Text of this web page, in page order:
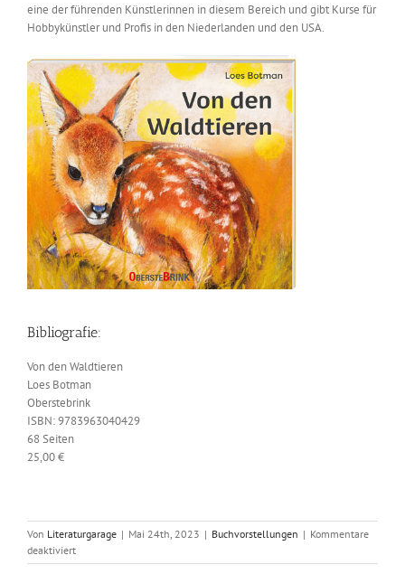
eine der führenden Künstlerinnen in diesem Bereich und gibt Kurse für
Hobbykünstler und Profis in den Niederlanden und den USA.
Bibliografie:
Von den Waldtieren
Loes Botman
Oberstebrink
ISBN: 9783963040429
68 Seiten
25,00 €
Von Literaturgarage | Mai 24th, 2023 | Buchvorstellungen | Kommentare
deaktiviertfür
Ein